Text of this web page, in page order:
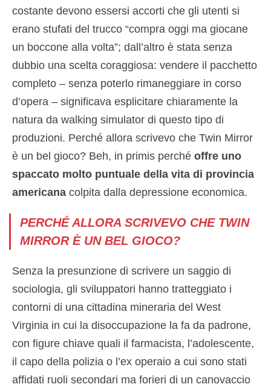
costante devono essersi accorti che gli utenti si
erano stufati del trucco “compra oggi ma giocane
un boccone alla volta”; dall’altro è stata senza
dubbio una scelta coraggiosa: vendere il pacchetto
completo – senza poterlo rimaneggiare in corso
d’opera – significava esplicitare chiaramente la
natura da walking simulator di questo tipo di
produzioni. Perché allora scrivevo che Twin Mirror
è un bel gioco? Beh, in primis perché offre uno
spaccato molto puntuale della vita di provincia
americana colpita dalla depressione economica.
PERCHÉ ALLORA SCRIVEVO CHE TWIN
MIRROR È UN BEL GIOCO?
Senza la presunzione di scrivere un saggio di
sociologia, gli sviluppatori hanno tratteggiato i
contorni di una cittadina mineraria del West
Virginia in cui la disoccupazione la fa da padrone,
con figure chiave quali il farmacista, l’adolescente,
il capo della polizia o l’ex operaio a cui sono stati
affidati ruoli secondari ma forieri di un canovaccio